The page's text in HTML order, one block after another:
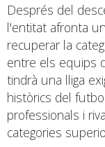
Després del
l'entitat afronta
recuperar la
entre els equips
tindrà una lliga
històrics del
professionals i
categories